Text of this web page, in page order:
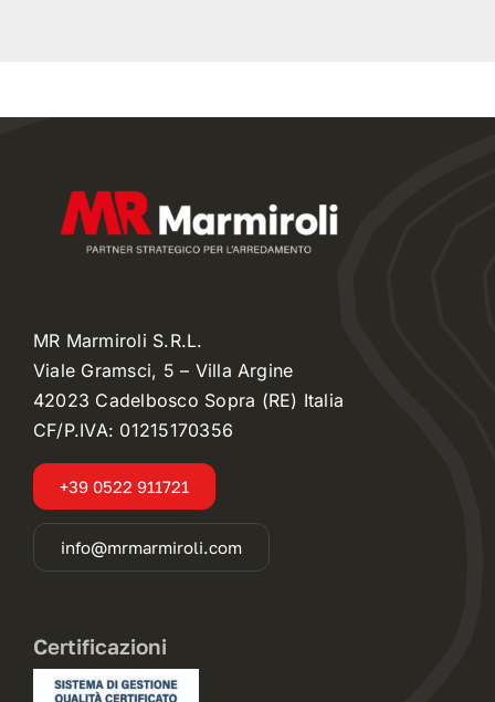
MR Marmiroli S.R.L.
Viale Gramsci, 5 – Villa Argine
42023 Cadelbosco Sopra (RE) Italia
CF/P.IVA: 01215170356
+39 0522 911721
info@mrmarmiroli.com
Certificazioni